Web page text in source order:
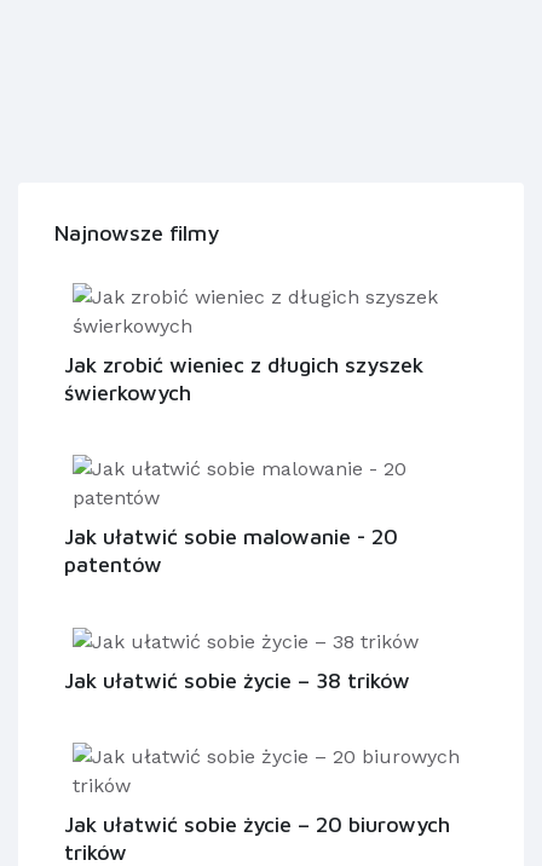
Najnowsze filmy
Jak zrobić wieniec z długich szyszek
świerkowych
Jak ułatwić sobie malowanie - 20
patentów
Jak ułatwić sobie życie – 38 trików
Jak ułatwić sobie życie – 20 biurowych
trików